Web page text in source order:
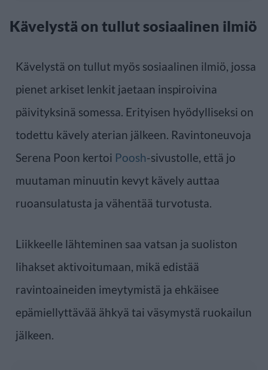
Kävelystä on tullut sosiaalinen ilmiö
Kävelystä on tullut myös sosiaalinen ilmiö, jossa
pienet arkiset lenkit jaetaan inspiroivina
päivityksinä somessa. Erityisen hyödylliseksi on
todettu kävely aterian jälkeen. Ravintoneuvoja
Serena Poon kertoi Poosh-sivustolle, että jo
muutaman minuutin kevyt kävely auttaa
ruoansulatusta ja vähentää turvotusta.
Liikkeelle lähteminen saa vatsan ja suoliston
lihakset aktivoitumaan, mikä edistää
ravintoaineiden imeytymistä ja ehkäisee
epämiellyttävää ähkyä tai väsymystä ruokailun
jälkeen.